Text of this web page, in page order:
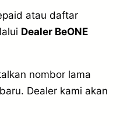
atau daftar
Dealer BeONE
nombor lama
Dealer kami akan